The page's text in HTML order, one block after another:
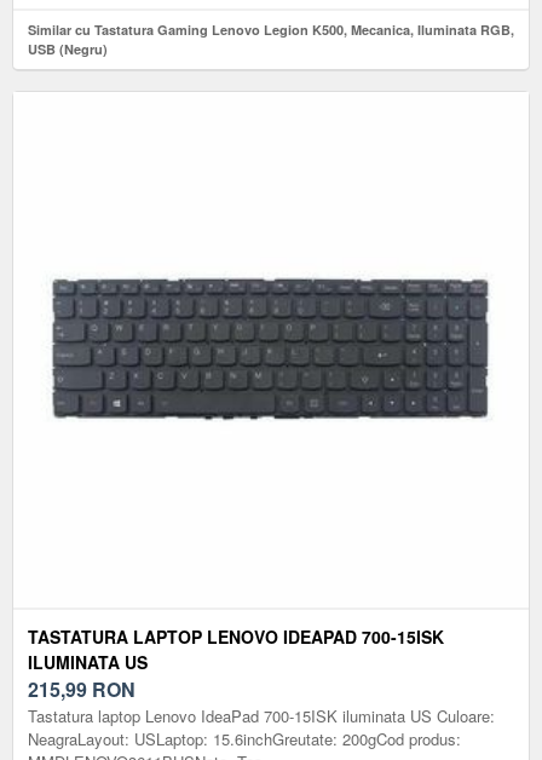
Similar cu Tastatura Gaming Lenovo Legion K500, Mecanica, Iluminata RGB,
USB (Negru)
TASTATURA LAPTOP LENOVO IDEAPAD 700-15ISK
ILUMINATA US
215,99 RON
Tastatura laptop Lenovo IdeaPad 700-15ISK iluminata US Culoare:
NeagraLayout: USLaptop: 15.6inchGreutate: 200gCod produs: